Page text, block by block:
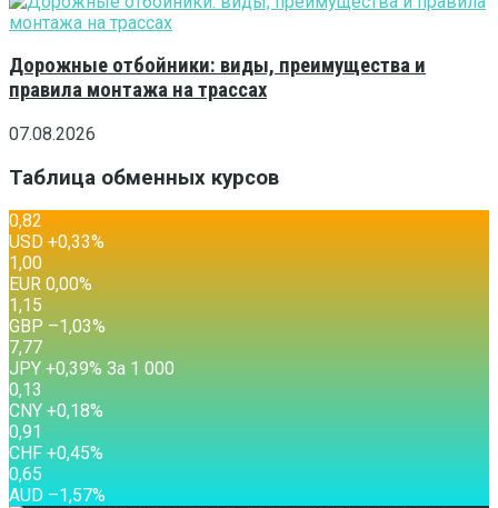
Дорожные отбойники: виды, преимущества и
правила монтажа на трассах
07.08.2026
Таблица обменных курсов
0,82
USD +0,33%
1,00
EUR 0,00%
1,15
GBP –1,03%
7,77
JPY +0,39% За 1 000
0,13
CNY +0,18%
0,91
CHF +0,45%
0,65
AUD –1,57%